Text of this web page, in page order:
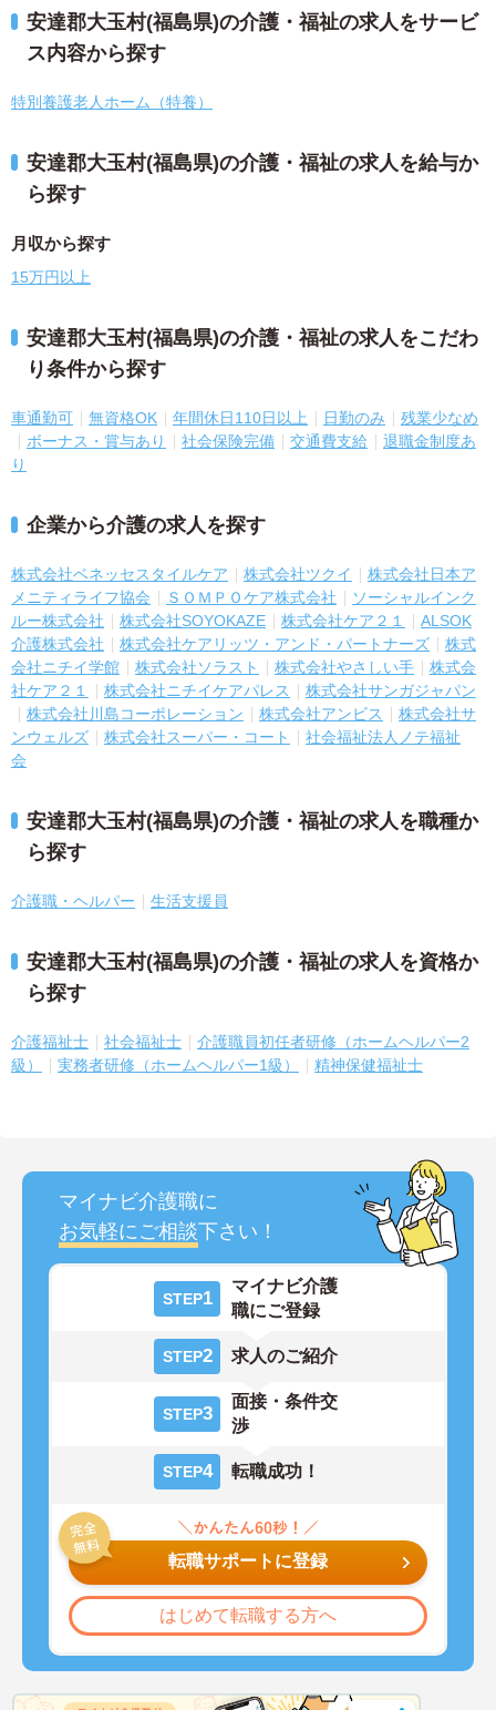
安達郡大玉村(福島県)の介護・福祉の求人をサービ
ス内容から探す
特別養護老人ホーム（特養）
安達郡大玉村(福島県)の介護・福祉の求人を給与か
ら探す
月収から探す
15万円以上
安達郡大玉村(福島県)の介護・福祉の求人をこだわ
り条件から探す
車通勤可 無資格OK 年間休日110日以上 日勤のみ
残業少なめ
ボーナス・賞与あり
社会保険完備 交通費支給
退職金制度あ
り
企業から介護の求人を探す
株式会社ベネッセスタイルケア 株式会社ツクイ
株式会社日本ア
メニティライフ協会
ＳＯＭＰＯケア株式会社
ソーシャルインク
ルー株式会社
株式会社SOYOKAZE 株式会社ケア２１
ALSOK
介護株式会社
株式会社ケアリッツ・アンド・パートナーズ
株式
会社ニチイ学館
株式会社ソラスト 株式会社やさしい手
株式会
社ケア２１
株式会社ニチイケアパレス
株式会社サンガジャパン
株式会社川島コーポレーション
株式会社アンビス
株式会社サ
ンウェルズ
株式会社スーパー・コート
社会福祉法人ノテ福祉
会
安達郡大玉村(福島県)の介護・福祉の求人を職種か
ら探す
介護職・ヘルパー 生活支援員
安達郡大玉村(福島県)の介護・福祉の求人を資格か
ら探す
介護福祉士 社会福祉士
介護職員初任者研修（ホームヘルパー2
級）
実務者研修（ホームヘルパー1級） 精神保健福祉士
マイナビ介護職に
お気軽にご相談下さい！
STEP1
マイナビ介護
職にご登録
STEP2 求人のご紹介
STEP3
面接・条件交
渉
STEP4 転職成功！
転職サポートに登録
はじめて転職する方へ